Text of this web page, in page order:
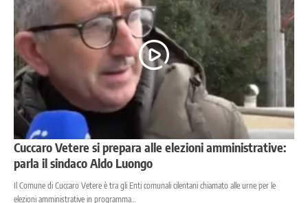
Cuccaro Vetere si prepara alle elezioni amministrative:
parla il sindaco Aldo Luongo
Il Comune di Cuccaro Vetere è tra gli Enti comunali cilentani chiamato alle urne per le
elezioni amministrative in programma…